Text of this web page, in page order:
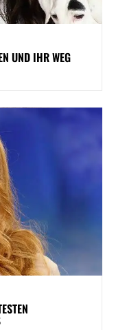
UND IHR WEG